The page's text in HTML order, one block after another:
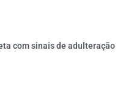
com sinais de adulteração